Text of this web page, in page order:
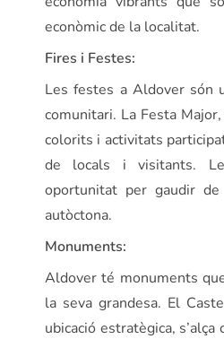
econòmic de la localitat.
Fires i Festes:
Les festes a Aldover són
comunitari. La Festa
colorits i activitats
de locals i visitants.
oportunitat per gaudir
autòctona.
Monuments:
Aldover té monuments
la seva grandesa. El
ubicació estratègica,